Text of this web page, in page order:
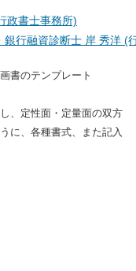
政書士事務所)
行融資診断士 岸 秀洋 (
書のテンプレート
、定性面・定量面の双方
に、各種書式、また記入